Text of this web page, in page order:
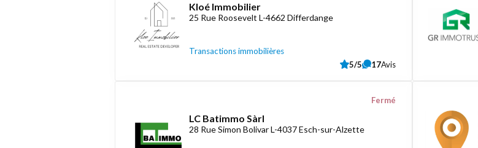
Kloé Immobilier
25 Rue Roosevelt L-4662 Differdange
Transactions immobilières
5/5 17Avis
LC Batimmo Sàrl
28 Rue Simon Bolivar L-4037 Esch-sur-Alzette
Fermé